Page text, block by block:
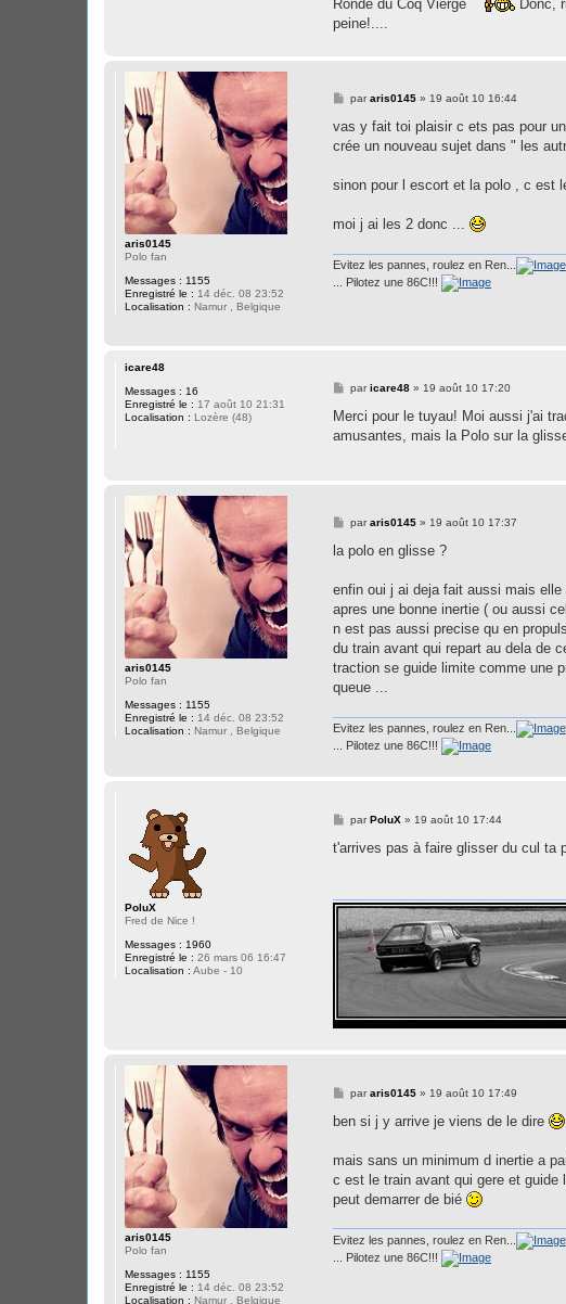
Ronde du Coq Vierge Donc,
peine!....
aris0145
Polo fan
Messages : 1155
Enregistré le : 14 déc. 08 23:52
Localisation : Namur , Belgique
M
s
a
pararis0145» 19 août 10 16:44
vas y fait toi plaisir c ets pas pour
crée un nouveau sujet dans " les
sinon pour l escort et la polo , c est
moi j ai les 2 donc ...
Evitez les pannes, roulez en Ren...
... Pilotez une 86C!!!
icare48
Messages : 16
Enregistré le : 17 août 10 21:31
Localisation : Lozère (48)
M
s
a
paricare48» 19 août 10 17:20
Merci pour le tuyau! Moi aussi j'ai
amusantes, mais la Polo sur la
aris0145
Polo fan
Messages : 1155
Enregistré le : 14 déc. 08 23:52
Localisation : Namur , Belgique
M
s
s
g
pararis0145» 19 août 10 17:37
la polo en glisse ?
enfin oui j ai deja fait aussi mais
apres une bonne inertie ( ou aussi
n est pas aussi precise qu en
du train avant qui repart au dela de
traction se guide limite comme une
queue ...
Evitez les pannes, roulez en Ren...
... Pilotez une 86C!!!
PoluX
Fred de Nice !
Messages : 1960
Enregistré le : 26 mars 06 16:47
Localisation : Aube - 10
M
s
parPoluX» 19 août 10 17:44
t'arrives pas à faire glisser du cul ta
aris0145
Polo fan
Messages : 1155
Enregistré le : 14 déc. 08 23:52
Localisation : Namur , Belgique
M
s
g
pararis0145» 19 août 10 17:49
ben si j y arrive je viens de le dire
mais sans un minimum d inertie a
c est le train avant qui gere et guide
peut demarrer de bié
Evitez les pannes, roulez en Ren...
... Pilotez une 86C!!!